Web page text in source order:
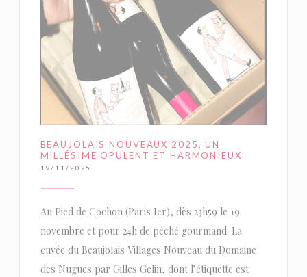
BEAUJOLAIS NOUVEAUX 2025, UN
MILLÉSIME OPULENT ET HARMONIEUX
19/11/2025
Au Pied de Cochon (Paris Ier), dès 23h59 le 19
novembre et pour 24h de péché gourmand. La
cuvée du Beaujolais Villages Nouveau du Domaine
des Nugues par Gilles Gelin, dont l’étiquette est